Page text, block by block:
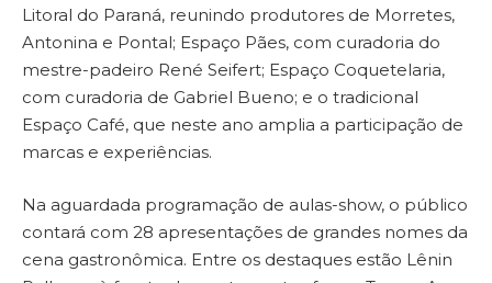
Litoral do Paraná, reunindo produtores de Morretes,
Antonina e Pontal; Espaço Pães, com curadoria do
mestre-padeiro René Seifert; Espaço Coquetelaria,
com curadoria de Gabriel Bueno; e o tradicional
Espaço Café, que neste ano amplia a participação de
marcas e experiências.
Na aguardada programação de aulas-show, o público
contará com 28 apresentações de grandes nomes da
cena gastronômica. Entre os destaques estão Lênin